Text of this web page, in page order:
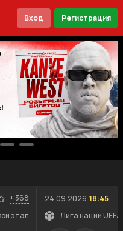
Вход Регистрация
+368
этап
24.09.2026 18:45
Лига наций